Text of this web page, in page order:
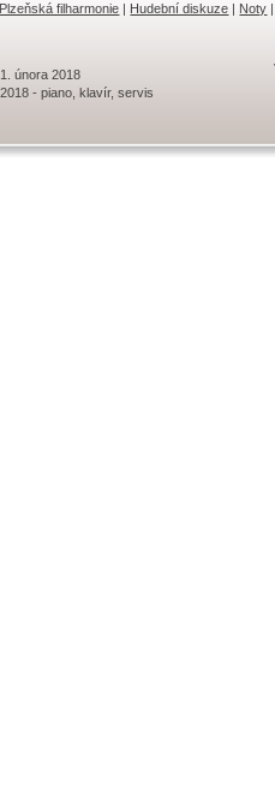
Plzeňská filharmonie | Hudební diskuze | Noty
února 2018
- piano, klavír, servis